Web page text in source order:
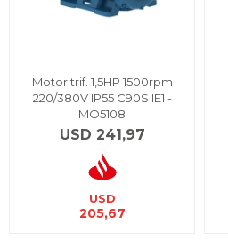
Motor trif. 1,5HP 1500rpm
220/380V IP55 C90S IE1 -
MO5108
USD 241,97
USD
205,67